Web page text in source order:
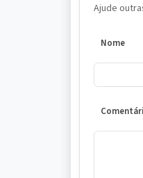
Ajude
Nome